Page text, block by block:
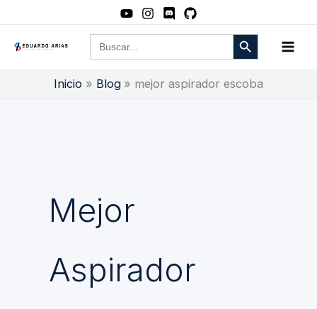
contenido
Buscar: Botón de búsqueda
Inicio Blog mejor aspirador escoba
Mejor
Aspirador